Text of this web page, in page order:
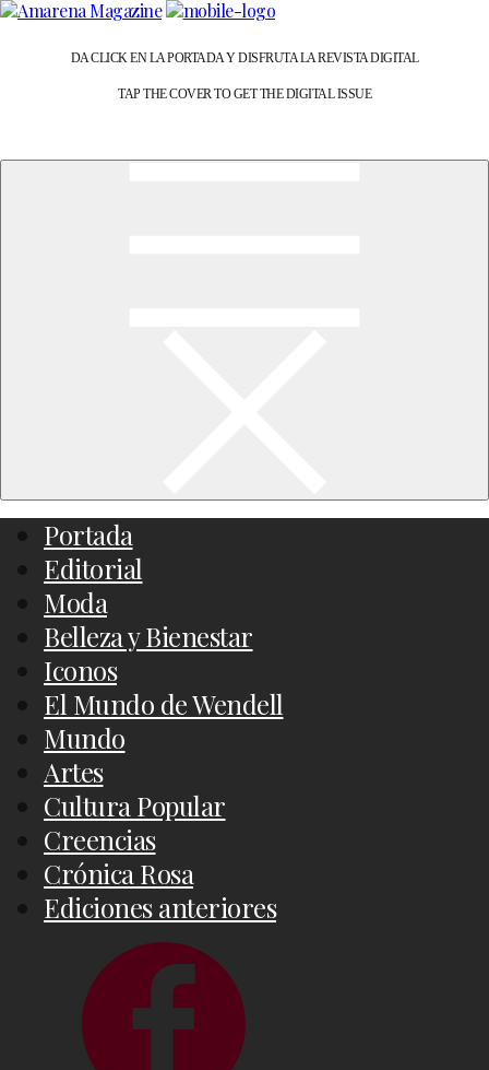
DA CLICK EN LA PORTADA Y DISFRUTA LA REVISTA DIGITAL
TAP THE COVER TO GET THE DIGITAL ISSUE
Portada
Editorial
Moda
Belleza y Bienestar
Iconos
El Mundo de Wendell
Mundo
Artes
Cultura Popular
Creencias
Crónica Rosa
Ediciones anteriores